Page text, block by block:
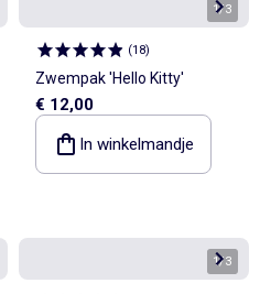
1/3
(18)
Zwempak 'Hello Kitty'
€ 12,00
In winkelmandje
1/3